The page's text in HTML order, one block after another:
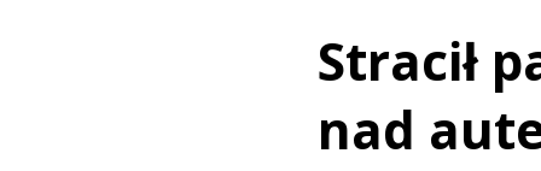
Stracił
nad